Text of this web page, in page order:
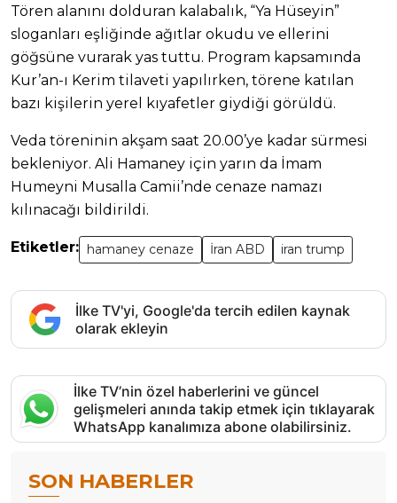
Tören alanını dolduran kalabalık, “Ya Hüseyin”
sloganları eşliğinde ağıtlar okudu ve ellerini
göğsüne vurarak yas tuttu. Program kapsamında
Kur’an-ı Kerim tilaveti yapılırken, törene katılan
bazı kişilerin yerel kıyafetler giydiği görüldü.
Veda töreninin akşam saat 20.00’ye kadar sürmesi
bekleniyor. Ali Hamaney için yarın da İmam
Humeyni Musalla Camii’nde cenaze namazı
kılınacağı bildirildi.
Etiketler: hamaney cenaze İran ABD iran trump
İlke TV'yi, Google'da tercih edilen kaynak
olarak ekleyin
İlke TV’nin özel haberlerini ve güncel
gelişmeleri anında takip etmek için tıklayarak
WhatsApp kanalımıza abone olabilirsiniz.
SON HABERLER